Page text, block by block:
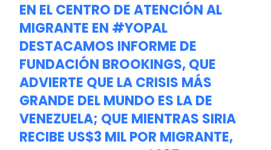
EN EL CENTRO DE ATENCIÓN AL
MIGRANTE EN #YOPAL
DESTACAMOS INFORME DE
FUNDACIÓN BROOKINGS, QUE
ADVIERTE QUE LA CRISIS MÁS
GRANDE DEL MUNDO ES LA DE
VENEZUELA; QUE MIENTRAS SIRIA
RECIBE US$3 MIL POR MIGRANTE,